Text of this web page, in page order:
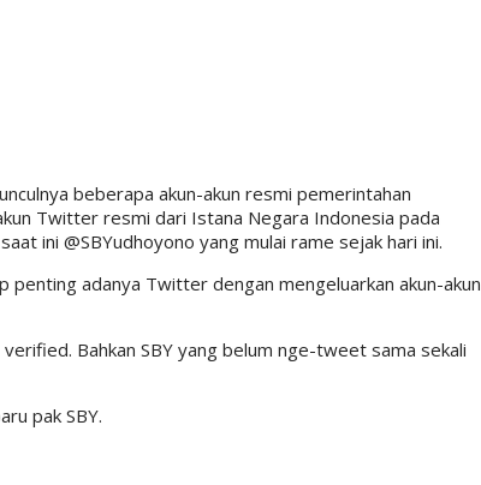
beberapa akun-akun resmi pemerintahan
Twitter resmi dari Istana Negara Indonesia pada
ini @SBYudhoyono yang mulai rame sejak hari ini.
penting adanya Twitter dengan mengeluarkan akun-akun
Bahkan SBY yang belum nge-tweet sama sekali
pak SBY.